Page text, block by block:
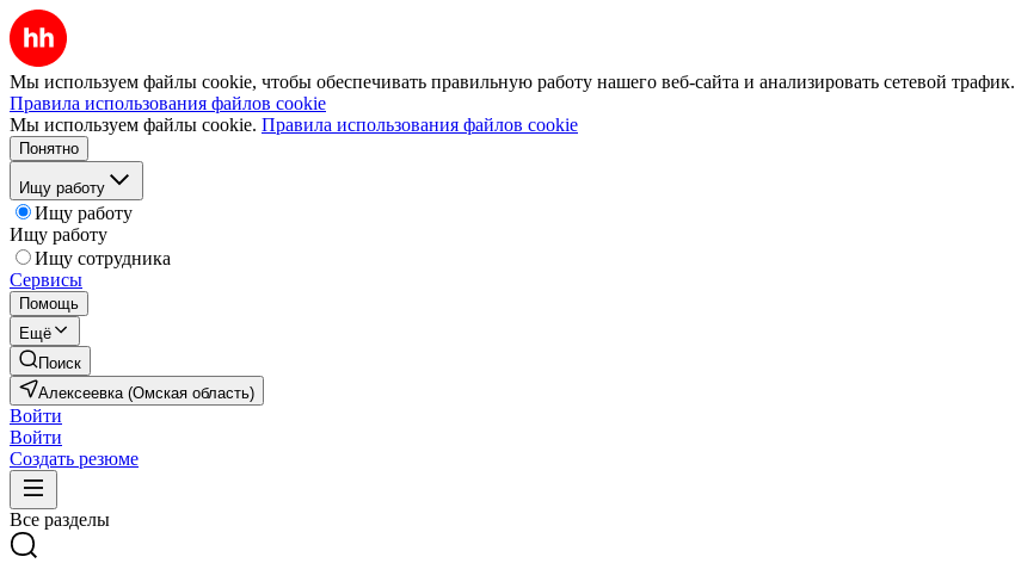
Мы используем файлы cookie, чтобы обеспечивать правильную работу нашего веб-сайта и анализировать сетевой трафик.
Правила использования файлов cookie
Мы используем файлы cookie. Правила использования файлов cookie
Понятно
Ищу работу
Ищу работу
Ищу работу
Ищу сотрудника
Сервисы
Помощь
Ещё
Поиск
Алексеевка (Омская область)
Войти
Войти
Создать резюме
Все разделы